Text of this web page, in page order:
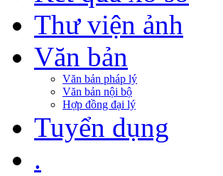
Thư viện ảnh
Văn bản
Văn bản pháp lý
Văn bản nội bộ
Hợp đồng đại lý
Tuyển dụng
.